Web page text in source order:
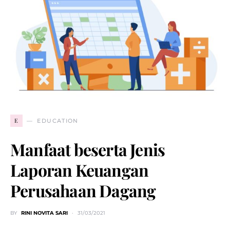
E EDUCATION
Manfaat beserta Jenis
Laporan Keuangan
Perusahaan Dagang
BY RINI NOVITA SARI 31/03/2021